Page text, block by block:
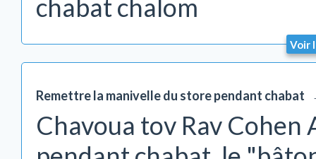
chabat chalom
Voir
Remettre la manivelle du store pendant chabat
Chavoua tov Rav